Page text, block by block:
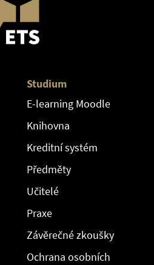
Studium
E-learning Moodle
Knihovna
Kreditní systém
Předměty
Učitelé
Praxe
Závěrečné zkoušky
Ochrana osobních